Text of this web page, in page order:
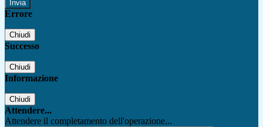
Errore
Chiudi
Successo
Chiudi
Informazione
Chiudi
Attendere...
Attendere il completamento dell'operazione...